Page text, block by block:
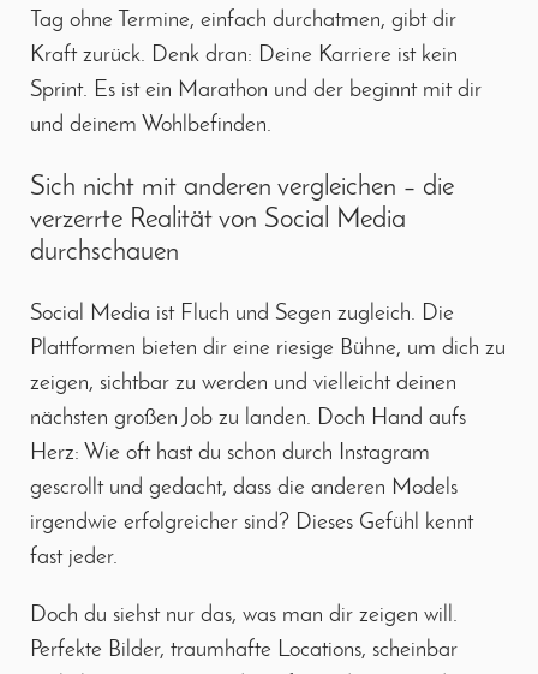
Tag ohne Termine, einfach durchatmen, gibt dir
Kraft zurück. Denk dran: Deine Karriere ist kein
Sprint. Es ist ein Marathon und der beginnt mit dir
und deinem Wohlbefinden.
Sich nicht mit anderen vergleichen – die
verzerrte Realität von Social Media
durchschauen
Social Media ist Fluch und Segen zugleich. Die
Plattformen bieten dir eine riesige Bühne, um dich zu
zeigen, sichtbar zu werden und vielleicht deinen
nächsten großen Job zu landen. Doch Hand aufs
Herz: Wie oft hast du schon durch Instagram
gescrollt und gedacht, dass die anderen Models
irgendwie erfolgreicher sind? Dieses Gefühl kennt
fast jeder.
Doch du siehst nur das, was man dir zeigen will.
Perfekte Bilder, traumhafte Locations, scheinbar